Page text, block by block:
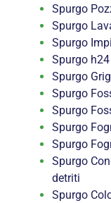
Spurgo
Spurgo
Spurgo
Spurgo h24
Spurgo
Spurgo
Spurgo
Spurgo
Spurgo
Spurgo
detriti
Spurgo